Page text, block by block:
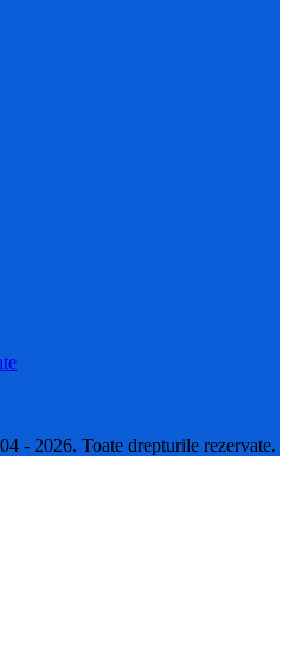
- 2026. Toate drepturile rezervate.